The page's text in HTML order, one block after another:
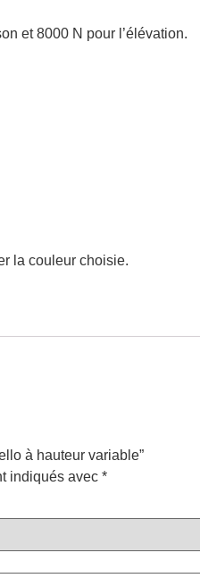
et 8000 N pour l’élévation.
la couleur choisie.
à hauteur variable”
indiqués avec *